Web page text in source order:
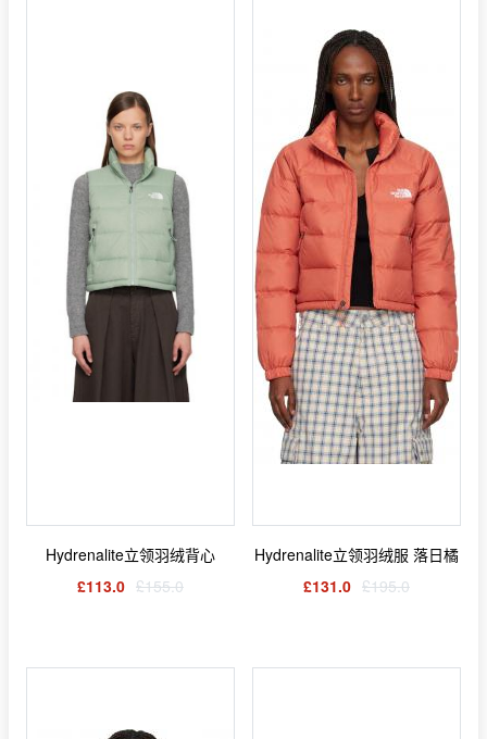
Hydrenalite立领羽绒背心
£113.0 £155.0
Hydrenalite立领羽绒服 落日橘
£131.0 £195.0